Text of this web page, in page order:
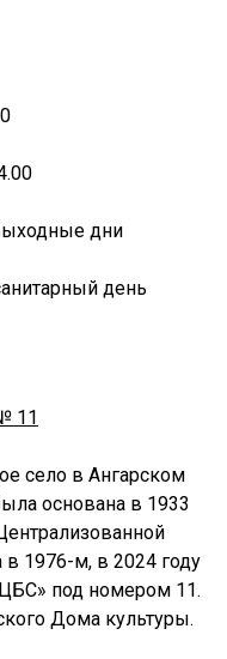
дни
день
11
село в Ангарском
основана в 1933
в 1976-м, в 2024 году
под номером 11.
Дома культуры.